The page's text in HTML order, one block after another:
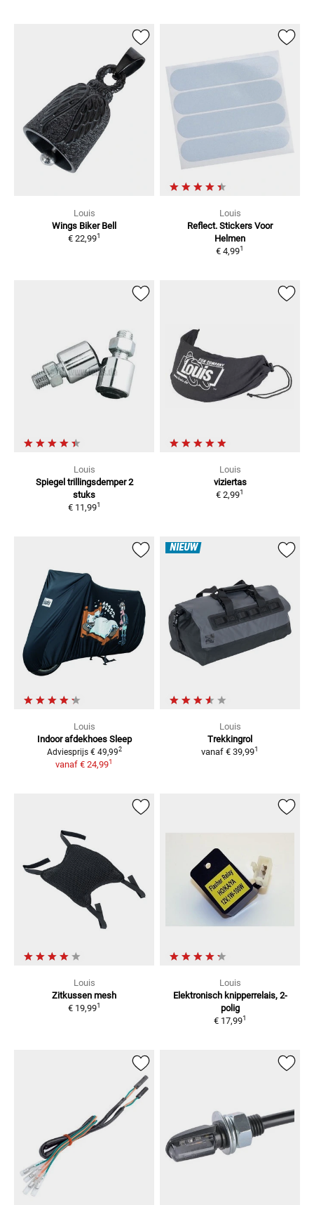
Louis
Wings Biker Bell
€ 22,991
Louis
Reflect. Stickers Voor
Helmen
€ 4,991
Louis
Spiegel trillingsdemper 2
stuks
€ 11,991
Louis
viziertas
€ 2,991
Louis
Indoor afdekhoes Sleep
Adviesprijs € 49,992
vanaf € 24,991
NIEUW
Louis
Trekkingrol
vanaf € 39,991
Louis
Zitkussen mesh
€ 19,991
Louis
Elektronisch knipperrelais, 2-
polig
€ 17,991